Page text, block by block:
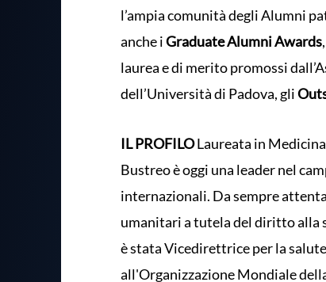
l’ampia comunità degli Alumni
anche iGraduate Alumni Awards
laurea e di merito promossi
dell’Università di Padova, gli
IL PROFILOLaureata in
Bustreo è oggi una leader nel
internazionali. Da sempre
umanitari a tutela del diritto alla
è stata Vicedirettrice per la
all'Organizzazione Mondiale